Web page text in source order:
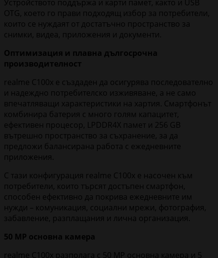
Устройството поддържа и карти памет, както и USB
OTG, което го прави подходящ избор за потребители,
които се нуждаят от достатъчно пространство за
снимки, видеа, приложения и документи.
Оптимизация и плавна дългосрочна
производителност
realme C100x е създаден да осигурява последователно
и надеждно потребителско изживяване, а не само
впечатляващи характеристики на хартия. Смартфонът
комбинира батерия с много голям капацитет,
ефективен процесор, LPDDR4X памет и 256 GB
вътрешно пространство за съхранение, за да
предложи балансирана работа с ежедневните
приложения.
С тази конфигурация realme C100x е насочен към
потребители, които търсят достъпен смартфон,
способен ефективно да покрива ежедневните им
нужди – комуникация, социални мрежи, фотография,
забавление, разплащания и лична организация.
50 MP основна камера
realme C100x разполага с 50 MP основна камера и 5